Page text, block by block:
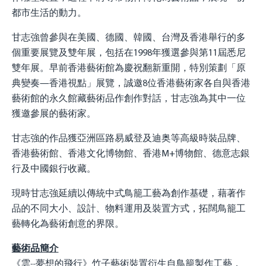
都市生活的動力。
甘志強曾參與在美國、德國、韓國、台灣及香港舉行的多
個重要展覽及雙年展，包括在1998年獲選參與第11屆悉尼
雙年展。早前香港藝術館為慶祝翻新重開，特別策劃「原
典變奏—香港視點」展覽，誠邀8位香港藝術家各自與香港
藝術館的永久館藏藝術品作創作對話，甘志強為其中一位
獲邀參展的藝術家。
甘志強的作品獲亞洲區路易威登及迪奥等高級時裝品牌、
香港藝術館、香港文化博物館、香港M+博物館、德意志銀
行及中國銀行收藏。
現時甘志強延續以傳統中式鳥籠工藝為創作基礎，藉著作
品的不同大小、設計、物料運用及裝置方式，拓闊鳥籠工
藝轉化為藝術創意的界限。
藝術品簡介
《雲···夢想的飛行》竹子藝術裝置衍生自鳥籠製作工藝，